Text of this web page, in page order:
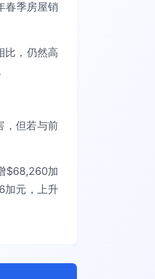
春季房屋销
比，仍然高
，但若与前
$68,260加
加元，上升